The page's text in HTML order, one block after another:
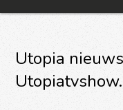
Utopia